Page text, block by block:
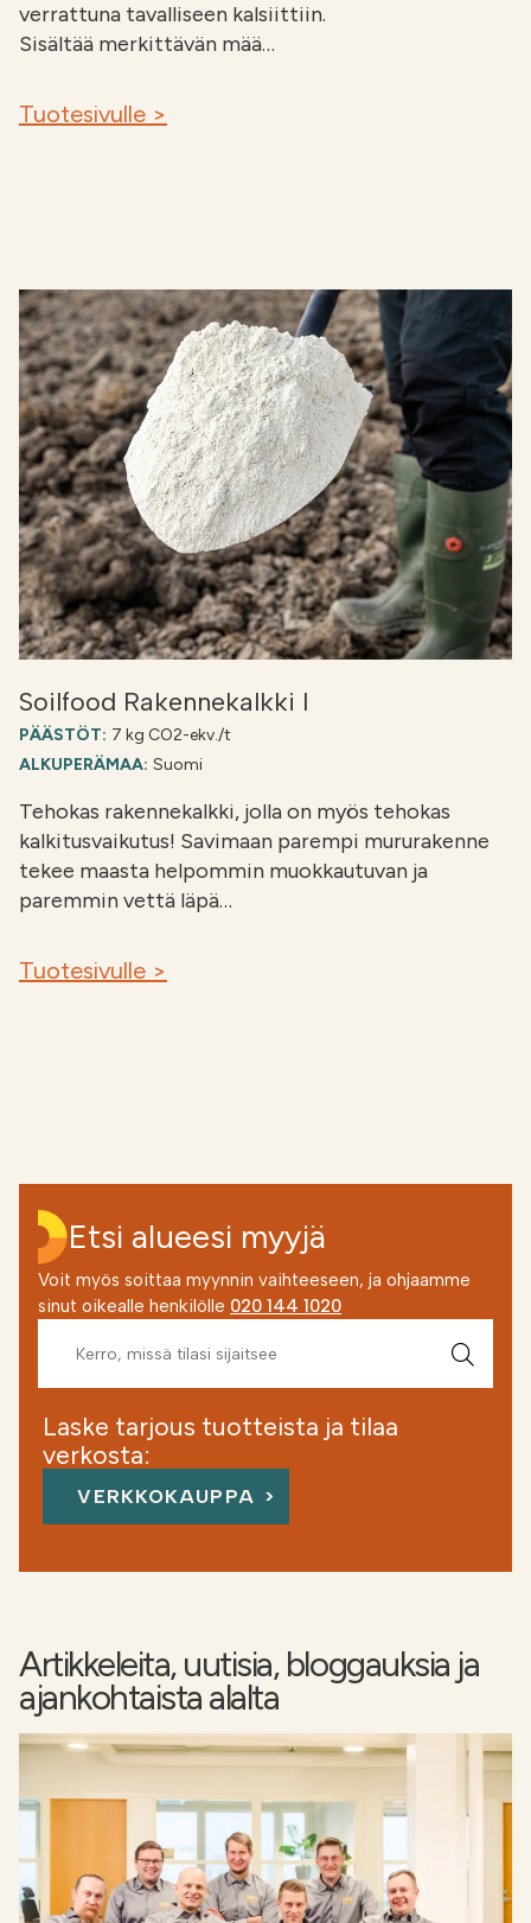
verrattuna tavalliseen kalsiittiin.
Sisältää merkittävän mää…
Tuotesivulle >
Soilfood Rakennekalkki I
PÄÄSTÖT: 7 kg CO2-ekv./t
ALKUPERÄMAA: Suomi
Tehokas rakennekalkki, jolla on myös tehokas
kalkitusvaikutus! Savimaan parempi mururakenne
tekee maasta helpommin muokkautuvan ja
paremmin vettä läpä…
Tuotesivulle >
Etsi alueesi myyjä
Voit myös soittaa myynnin vaihteeseen, ja ohjaamme
sinut oikealle henkilölle 020 144 1020
Laske tarjous tuotteista ja tilaa
verkosta:
VERKKOKAUPPA
Artikkeleita, uutisia, bloggauksia ja
ajankohtaista alalta